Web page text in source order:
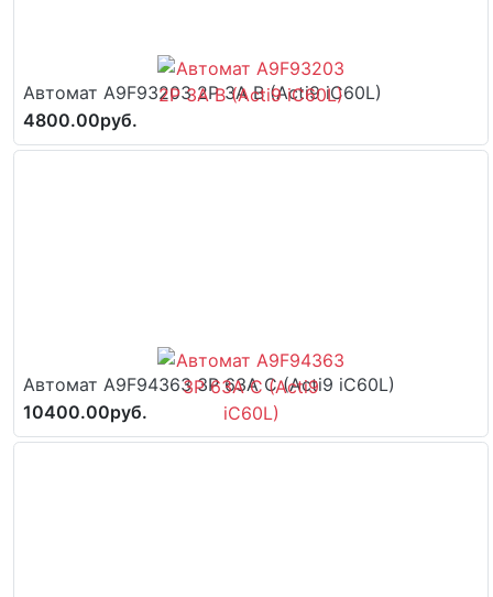
Автомат A9F93203 2P 3A B (Acti9 iC60L)
4800.00руб.
Автомат A9F94363 3P 63A C (Acti9 iC60L)
10400.00руб.